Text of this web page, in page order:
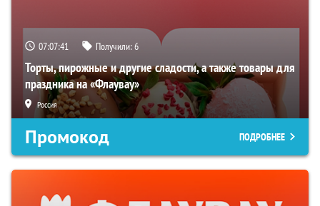
07:07:40 Получили:6
Торты, пирожные и другие сладости, а также товары для
праздника на «Флаувау»
Россия
Промокод ПОДРОБНЕЕ